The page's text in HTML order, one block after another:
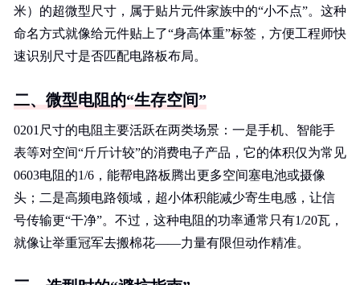
米）的超微型尺寸，属于贴片元件家族中的“小不点”。这种
命名方式就像给元件贴上了“身高体重”标签，方便工程师快
速识别尺寸是否匹配电路板布局。
二、微型电阻的“生存空间”
0201尺寸的电阻主要活跃在两类场景：一是手机、智能手
表等对空间“斤斤计较”的消费电子产品，它的体积仅为常见
0603电阻的1/6，能帮电路板腾出更多空间塞电池或摄像
头；二是高频电路领域，超小体积能减少寄生电感，让信
号传输更“干净”。不过，这种电阻的功率通常只有1/20瓦，
就像让举重冠军去搬棉花——力量有限但动作精准。